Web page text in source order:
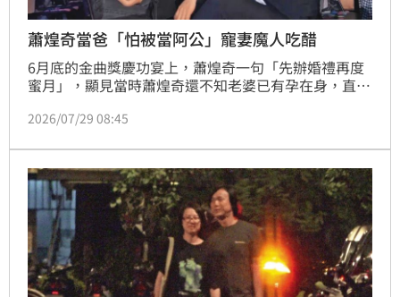
蕭煌奇當爸「怕被當阿公」寵妻魔人吃醋
6月底的金曲獎慶功宴上，蕭煌奇一句「先辦婚禮再度
蜜月」，顯見當時蕭煌奇還不知老婆已有孕在身，直到
為人父的喜悅與感動。此外，他到了50歲才當爸，不但
被當成「阿公」對待。
2026/07/29 08:45